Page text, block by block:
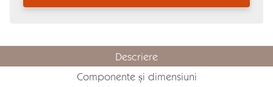
Descriere
Componente și dimensiuni